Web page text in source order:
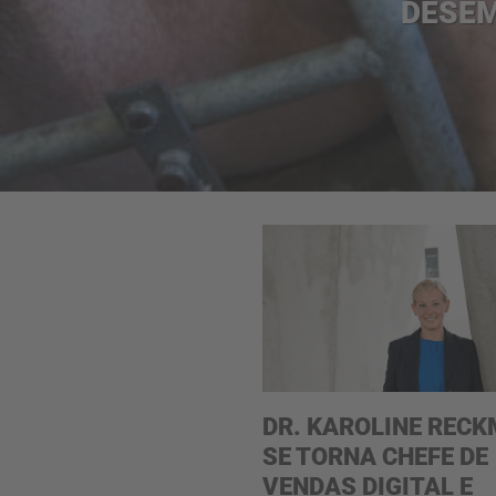
DR. KAROLINE
SE TORNA CHEFE DE
VENDAS DIGITAL E